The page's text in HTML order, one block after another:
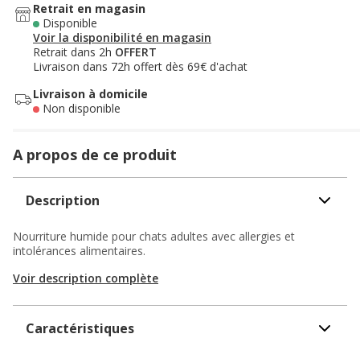
Retrait en magasin
Disponible
Voir la disponibilité en magasin
Retrait dans 2h OFFERT
Livraison dans 72h offert dès 69€ d'achat
Livraison à domicile
Non disponible
A propos de ce produit
Description
Nourriture humide pour chats adultes avec allergies et
intolérances alimentaires.
Voir description complète
Caractéristiques